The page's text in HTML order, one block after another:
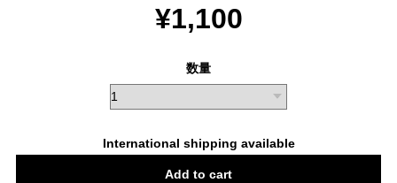
¥1,100
数量
International shipping available
Add to cart